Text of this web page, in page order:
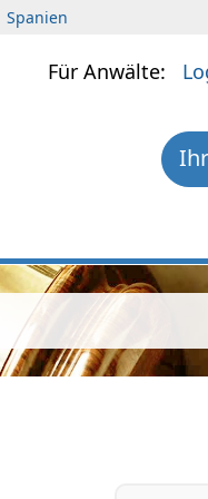
Spanien
Für Anwälte: